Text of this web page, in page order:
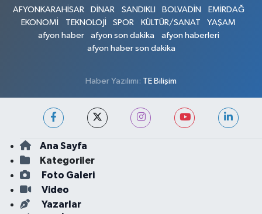
AFYONKARAHİSAR DİNAR SANDIKLI BOLVADİN
EMİRDAĞ
EKONOMİ
TEKNOLOJİ SPOR KÜLTÜR/SANAT
YAŞAM
afyon haber
afyon son dakika
afyon haberleri
afyon haber son dakika
Haber Yazılımı: TE Bilişim
Ana Sayfa
Kategoriler
Foto Galeri
Video
Yazarlar